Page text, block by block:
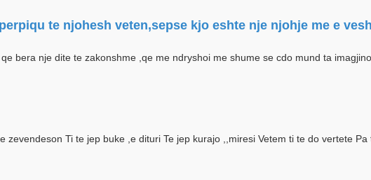
te njohesh veten,sepse kjo eshte nje njohje me e
bera nje dite te zakonshme ,qe me ndryshoi me shume se cdo mund ta
Ti te jep buke ,e dituri Te jep kurajo ,,miresi Vetem ti te do vertete